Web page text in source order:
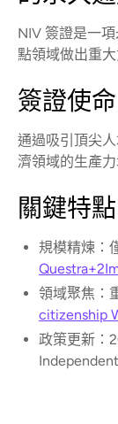
NIV 簽證是一
點領域做出重
簽證使命
通過吸引頂尖
濟領域的生產
關鍵特點
規模精煉：
領域聚焦：
citizenship
政策更新：